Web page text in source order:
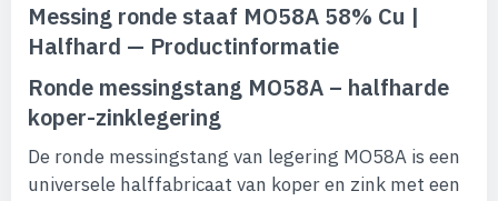
Messing ronde staaf MO58A 58% Cu |
Halfhard — Productinformatie
Ronde messingstang MO58A – halfharde
koper-zinklegering
De ronde messingstang van legering MO58A is een
universele halffabricaat van koper en zink met een